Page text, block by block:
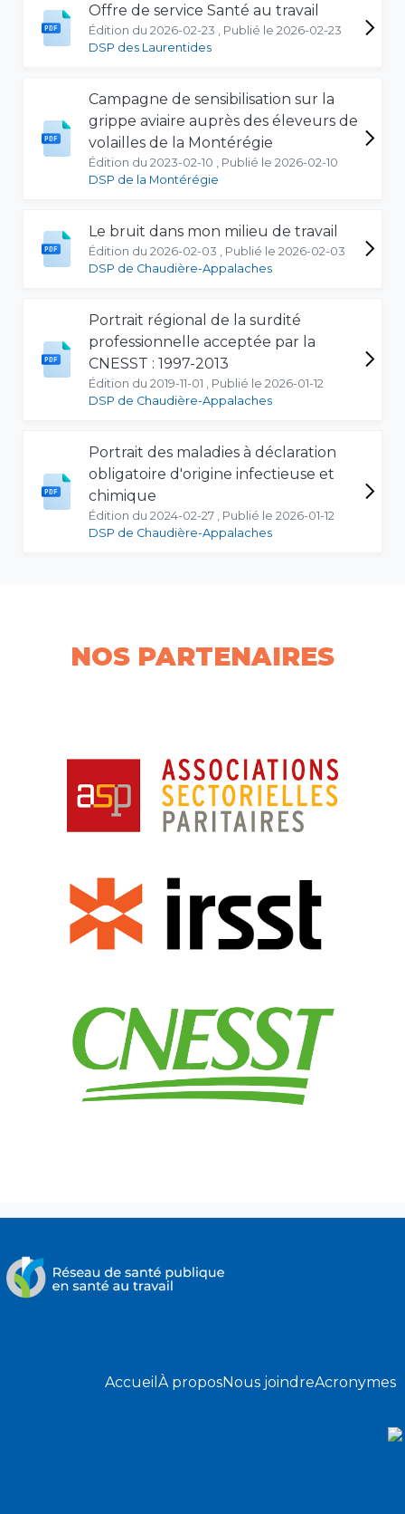
Offre de service Santé au travail
Édition du 2026-02-23 , Publié le 2026-02-23
DSP des Laurentides
Campagne de sensibilisation sur la
grippe aviaire auprès des éleveurs de
volailles de la Montérégie
Édition du 2023-02-10 , Publié le 2026-02-10
DSP de la Montérégie
Le bruit dans mon milieu de travail
Édition du 2026-02-03 , Publié le 2026-02-03
DSP de Chaudière-Appalaches
Portrait régional de la surdité
professionnelle acceptée par la
CNESST : 1997-2013
Édition du 2019-11-01 , Publié le 2026-01-12
DSP de Chaudière-Appalaches
Portrait des maladies à déclaration
obligatoire d'origine infectieuse et
chimique
Édition du 2024-02-27 , Publié le 2026-01-12
DSP de Chaudière-Appalaches
NOS PARTENAIRES
Accueil À proposNous joindreAcronymes